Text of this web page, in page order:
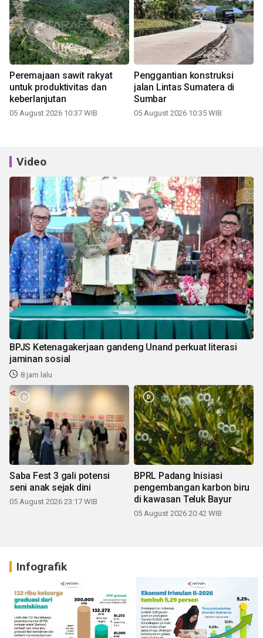
Peremajaan sawit rakyat
untuk produktivitas dan
keberlanjutan
05 August 2026 10:37 WIB
Penggantian konstruksi
jalan Lintas Sumatera di
Sumbar
05 August 2026 10:35 WIB
Video
BPJS Ketenagakerjaan gandeng Unand perkuat literasi
jaminan sosial
8 jam lalu
Saba Fest 3 gali potensi
seni anak sejak dini
05 August 2026 23:17 WIB
BPRL Padang Inisiasi
pengembangan karbon biru
di kawasan Teluk Bayur
05 August 2026 20:42 WIB
Infografik